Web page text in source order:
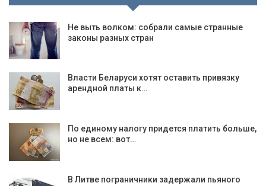
Не выть волком: собрали самые странные
законы разных стран
Власти Беларуси хотят оставить привязку
арендной платы к…
По единому налогу придется платить больше,
но не всем: вот…
В Литве пограничники задержали пьяного